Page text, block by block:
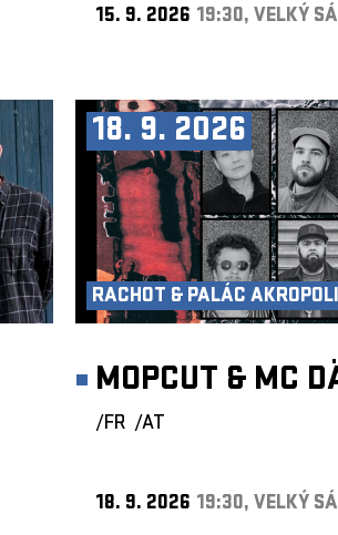
15. 9. 2026 19:30, VELKÝ
18. 9. 2026
RACHOT & PALÁC
MOPCUT & MC
/FR /AT
18. 9. 2026 19:30, VELKÝ